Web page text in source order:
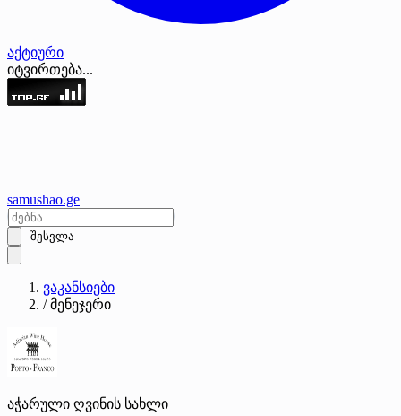
აქტიური
იტვირთება...
samushao.ge
შესვლა
ვაკანსიები
/ მენეჯერი
აჭარული ღვინის სახლი